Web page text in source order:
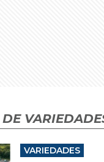
VARIEDADES